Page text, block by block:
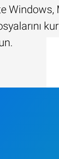
Windows,